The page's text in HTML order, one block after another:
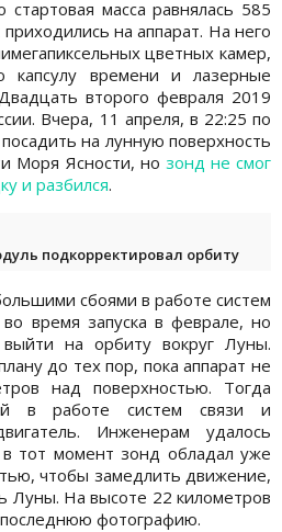
стартовая масса равнялась 585
на аппарат. На него
цветных камер,
капсулу времени и лазерные
второго февраля 2019
Вчера, 11 апреля, в 22:25 по
на лунную поверхность
Моря Ясности, но зонд не смог
и разбился.
подкорректировал орбиту
сбоями в работе систем
время запуска в феврале, но
на орбиту вокруг Луны.
до тех пор, пока аппарат не
над поверхностью. Тогда
в работе систем связи и
Инженерам удалось
тот момент зонд обладал уже
чтобы замедлить движение,
Луны. На высоте 22 километров
фотографию.